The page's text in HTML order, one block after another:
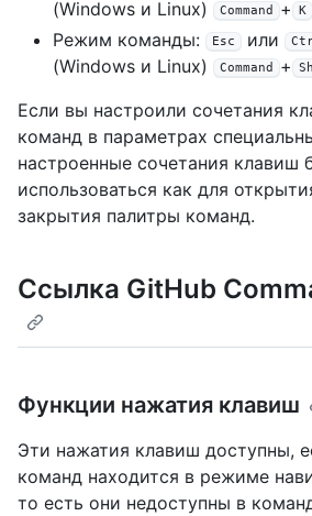
(Windows и Linux) Command + K
Режим команды:
Esc или
(Windows и Linux) Command +
Если вы настроили сочетания
команд в параметрах
настроенные сочетания клавиш
использоваться как для
закрытия палитры команд.
Ссылка GitHub
Функции нажатия клавиш
Эти нажатия клавиш доступны,
команд находится в режиме
то есть они недоступны в